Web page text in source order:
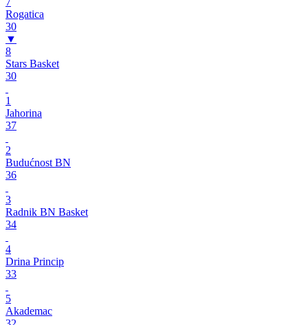
Rogatica
30
▼
8
Stars Basket
30
1
Jahorina
37
2
Budućnost BN
36
3
Radnik BN Basket
34
4
Drina Princip
33
5
Akademac